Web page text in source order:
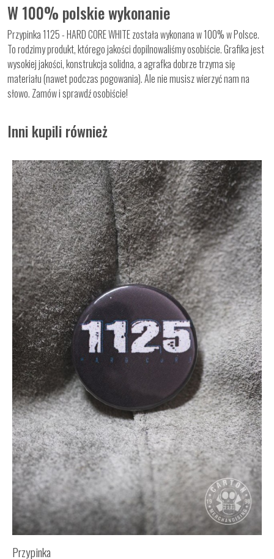
W 100% polskie wykonanie
Przypinka 1125 - HARD CORE WHITE została wykonana w 100% w Polsce.
To rodzimy produkt, którego jakości dopilnowaliśmy osobiście. Grafika jest
wysokiej jakości, konstrukcja solidna, a agrafka dobrze trzyma się
materiału (nawet podczas pogowania). Ale nie musisz wierzyć nam na
słowo. Zamów i sprawdź osobiście!
Inni kupili również
Przypinka